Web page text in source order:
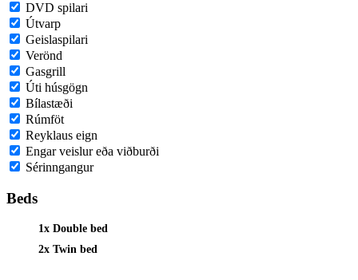
DVD spilari
Útvarp
Geislaspilari
Verönd
Gasgrill
Úti húsgögn
Bílastæði
Rúmföt
Reyklaus eign
Engar veislur eða viðburði
Sérinngangur
Beds
1x Double bed
2x Twin bed